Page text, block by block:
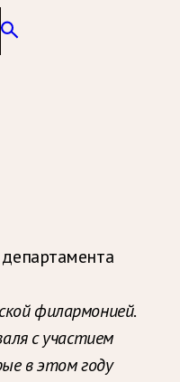
филармонией.
с участием
в этом году